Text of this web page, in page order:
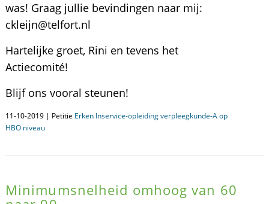
was! Graag jullie bevindingen naar mij:
ckleijn@telfort.nl
Hartelijke groet, Rini en tevens het
Actiecomité!
Blijf ons vooral steunen!
11-10-2019 | Petitie Erken Inservice-opleiding verpleegkunde-A op
HBO niveau
Minimumsnelheid omhoog van 60